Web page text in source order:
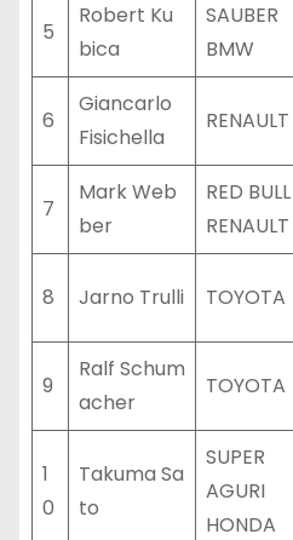
5
Robert Ku
bica
SAUBER
BMW
6
Giancarlo
Fisichella
RENAULT
7
Mark Web
ber
RED BULL
RENAULT
8 Jarno Trulli TOYOTA
9
Ralf Schum
acher
TOYOTA
1
0
Takuma Sa
to
SUPER
AGURI
HONDA